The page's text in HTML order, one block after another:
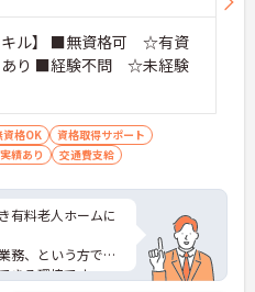
キル】 ■無資格可 ☆有資
あり ■経験不問 ☆未経験
資格OK
資格取得サポート
績あり 交通費支給
有料老人ホームに
務、という方でも
きる環境です。